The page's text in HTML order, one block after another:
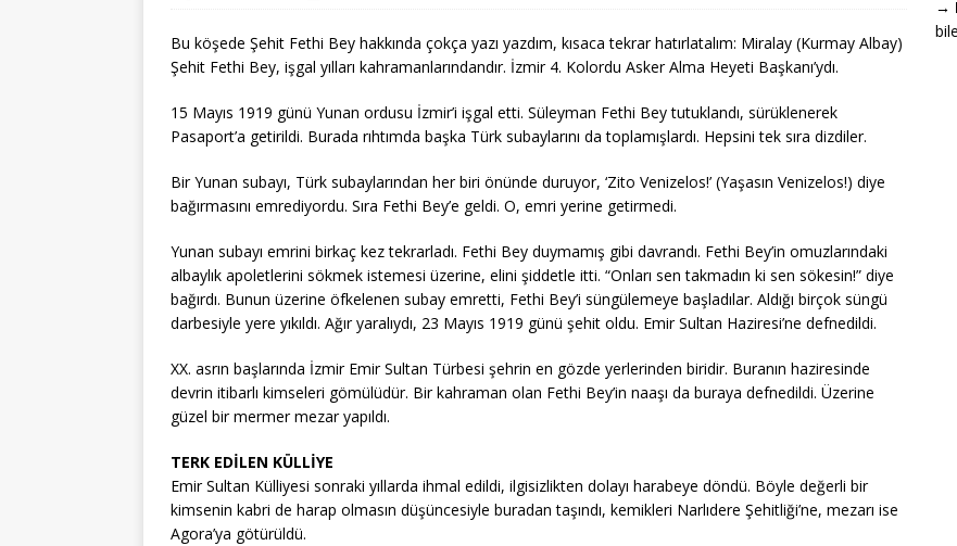
Bu köşede Şehit Fethi Bey hakkında çokça yazı yazdım, kısaca tekrar hatırlatalım: Miralay (Kurmay Albay)
Şehit Fethi Bey, işgal yılları kahramanlarındandır. İzmir 4. Kolordu Asker Alma Heyeti Başkanı’ydı.
15 Mayıs 1919 günü Yunan ordusu İzmir’i işgal etti. Süleyman Fethi Bey tutuklandı, sürüklenerek
Pasaport’a getirildi. Burada rıhtımda başka Türk subaylarını da toplamışlardı. Hepsini tek sıra dizdiler.
Bir Yunan subayı, Türk subaylarından her biri önünde duruyor, ‘Zito Venizelos!’ (Yaşasın Venizelos!) diye
bağırmasını emrediyordu. Sıra Fethi Bey’e geldi. O, emri yerine getirmedi.
Yunan subayı emrini birkaç kez tekrarladı. Fethi Bey duymamış gibi davrandı. Fethi Bey’in omuzlarındaki
albaylık apoletlerini sökmek istemesi üzerine, elini şiddetle itti. “Onları sen takmadın ki sen sökesin!” diye
bağırdı. Bunun üzerine öfkelenen subay emretti, Fethi Bey’i süngülemeye başladılar. Aldığı birçok süngü
darbesiyle yere yıkıldı. Ağır yaralıydı, 23 Mayıs 1919 günü şehit oldu. Emir Sultan Haziresi’ne defnedildi.
XX. asrın başlarında İzmir Emir Sultan Türbesi şehrin en gözde yerlerinden biridir. Buranın haziresinde
devrin itibarlı kimseleri gömülüdür. Bir kahraman olan Fethi Bey’in naaşı da buraya defnedildi. Üzerine
güzel bir mermer mezar yapıldı.
TERK EDİLEN KÜLLİYE
Emir Sultan Külliyesi sonraki yıllarda ihmal edildi, ilgisizlikten dolayı harabeye döndü. Böyle değerli bir
kimsenin kabri de harap olmasın düşüncesiyle buradan taşındı, kemikleri Narlıdere Şehitliği’ne, mezarı ise
Agora’ya götürüldü.
→